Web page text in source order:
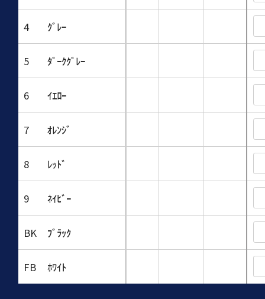
4 ｸﾞﾚｰ
5 ﾀﾞｰｸｸﾞﾚｰ
6 ｲｴﾛｰ
7 ｵﾚﾝｼﾞ
8 ﾚｯﾄﾞ
9 ﾈｲﾋﾞｰ
BK ﾌﾞﾗｯｸ
FB ﾎﾜｲﾄ